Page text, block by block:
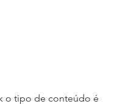
o tipo de conteúdo é